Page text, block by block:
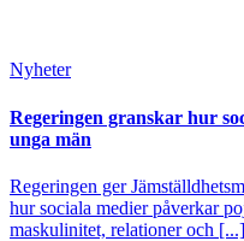
Nyheter
Regeringen granskar hur
unga män
Regeringen ger
hur sociala medier påverkar
maskulinitet, relationer och [...]